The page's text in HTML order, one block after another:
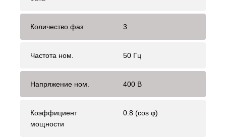
Количество фаз 3
Частота ном. 50 Гц
Напряжение ном. 400 В
Коэффициент
мощности
0.8 (cos φ)